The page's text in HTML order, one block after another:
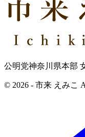
公明党神奈川県本部
© 2026 - 市来 えみこ